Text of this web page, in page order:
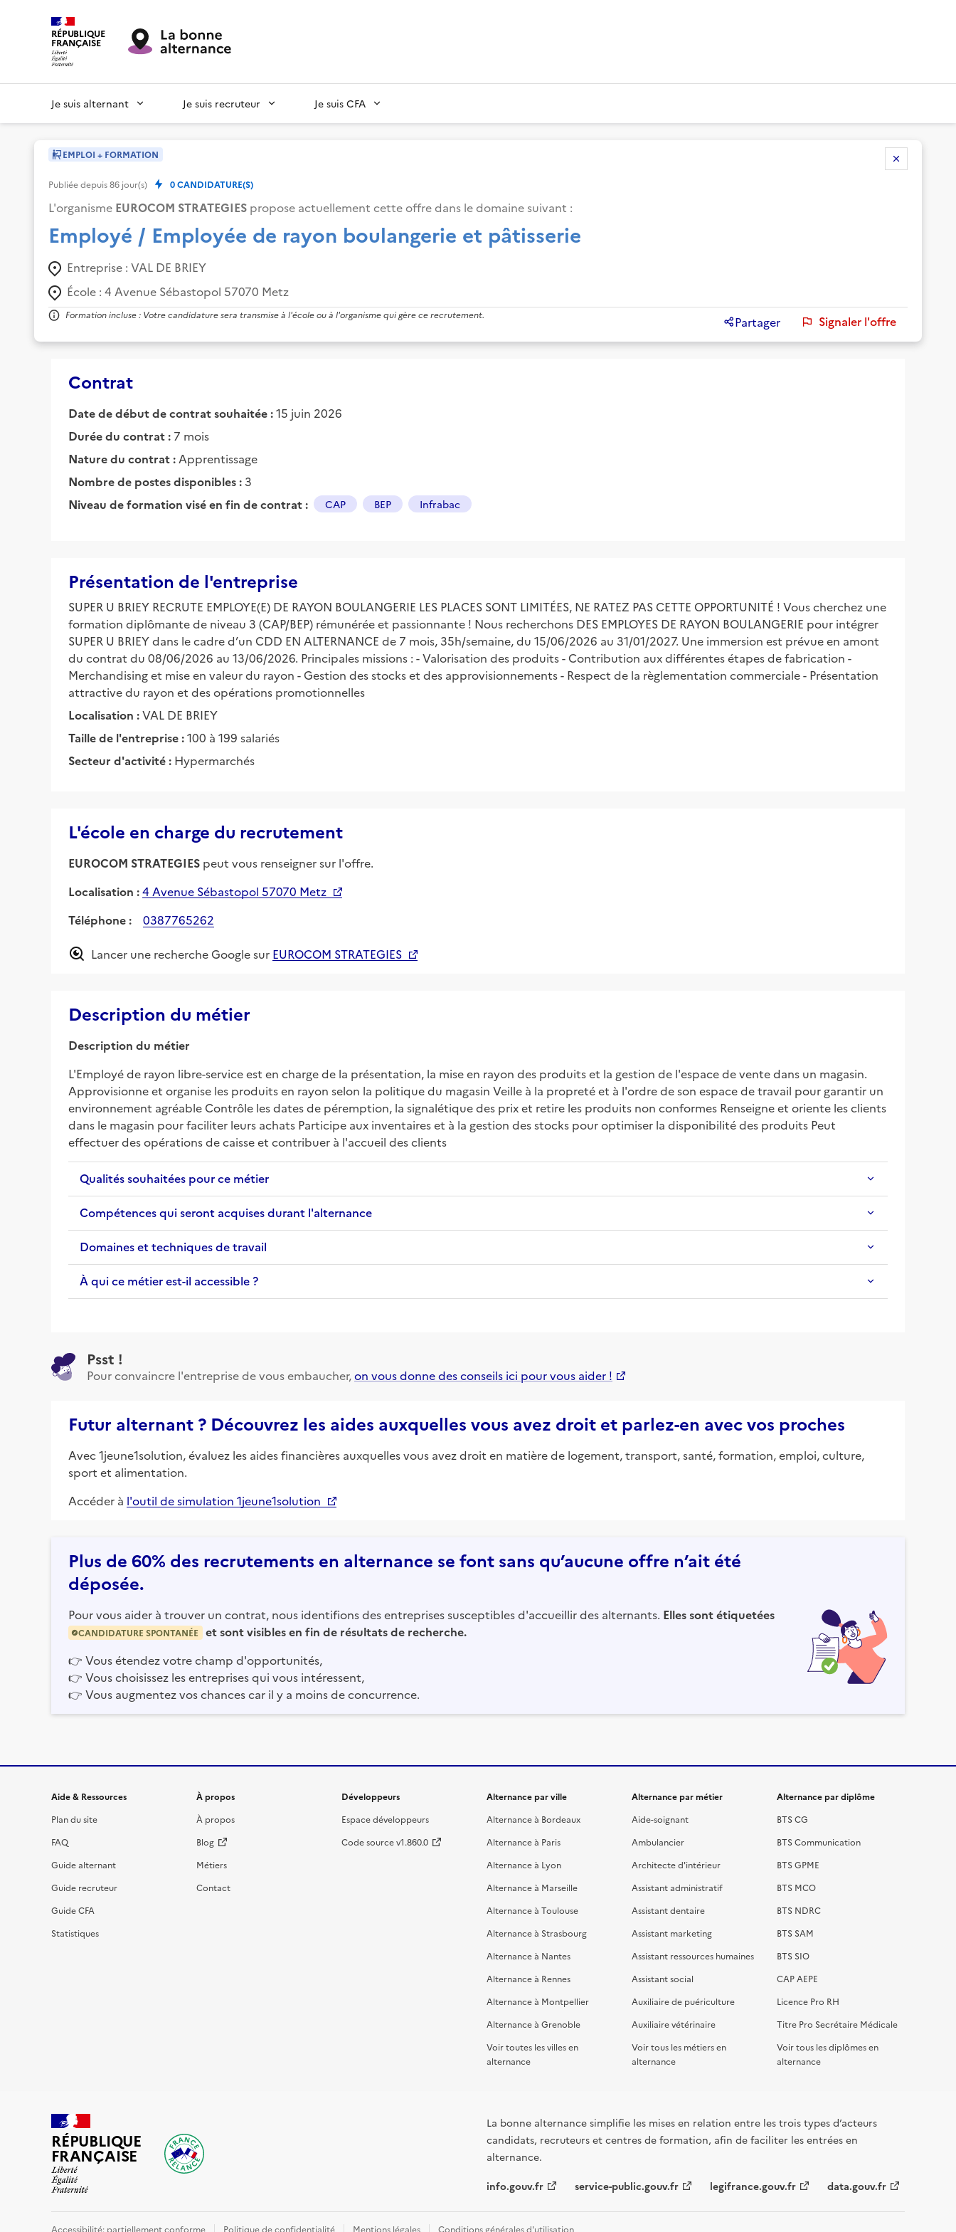
RÉPUBLIQUE
FRANÇAISE
Je suis alternant Je suis recruteur Je suis CFA
EMPLOI + FORMATION
Publiée depuis86 jour(s) 0CANDIDATURE(S)
L'organisme EUROCOM STRATEGIES propose actuellement cette offre dans le domaine suivant :
Employé / Employée de rayon boulangerie et pâtisserie
Entreprise : VAL DE BRIEY
École : 4 Avenue Sébastopol 57070 Metz
Formation incluse : Votre candidature sera transmise à l'école ou à l'organisme qui gère ce recrutement. Partager Signaler l'offre
Contrat
Date de début de contrat souhaitée :15 juin 2026
Durée du contrat : 7 mois
Nature du contrat : Apprentissage
Nombre de postes disponibles : 3
Niveau de formation visé en fin de contrat :
CAP BEP Infrabac
Présentation de l'entreprise
SUPER U BRIEY RECRUTE EMPLOYE(E) DE RAYON BOULANGERIE LES PLACES SONT LIMITÉES, NE RATEZ PAS CETTE OPPORTUNITÉ ! Vous cherchez une
formation diplômante de niveau 3 (CAP/BEP) rémunérée et passionnante ! Nous recherchons DES EMPLOYES DE RAYON BOULANGERIE pour intégrer
SUPER U BRIEY dans le cadre d’un CDD EN ALTERNANCE de 7 mois, 35h/semaine, du 15/06/2026 au 31/01/2027. Une immersion est prévue en amont
du contrat du 08/06/2026 au 13/06/2026. Principales missions : - Valorisation des produits - Contribution aux différentes étapes de fabrication -
Merchandising et mise en valeur du rayon - Gestion des stocks et des approvisionnements - Respect de la règlementation commerciale - Présentation
attractive du rayon et des opérations promotionnelles
Localisation :VAL DE BRIEY
Taille de l'entreprise :100 à 199 salariés
Secteur d'activité : Hypermarchés
L'école en charge du recrutement
EUROCOM STRATEGIES peut vous renseigner sur l'offre.
Localisation :4 Avenue Sébastopol 57070 Metz
Téléphone :
0387765262
Lancer une recherche Google sur EUROCOM STRATEGIES
Description du métier
Description du métier
L'Employé de rayon libre-service est en charge de la présentation, la mise en rayon des produits et la gestion de l'espace de vente dans un magasin.
Approvisionne et organise les produits en rayon selon la politique du magasin Veille à la propreté et à l'ordre de son espace de travail pour garantir un
environnement agréable Contrôle les dates de péremption, la signalétique des prix et retire les produits non conformes Renseigne et oriente les clients
dans le magasin pour faciliter leurs achats Participe aux inventaires et à la gestion des stocks pour optimiser la disponibilité des produits Peut
effectuer des opérations de caisse et contribuer à l'accueil des clients
Qualités souhaitées pour ce métier
Compétences qui seront acquises durant l'alternance
Domaines et techniques de travail
À qui ce métier est-il accessible ?
Psst !
Pour convaincre l'entreprise de vous embaucher,on vous donne des conseils ici pour vous aider !
Futur alternant ? Découvrez les aides auxquelles vous avez droit et parlez-en avec vos proches
Avec 1jeune1solution, évaluez les aides financières auxquelles vous avez droit en matière de logement, transport, santé, formation, emploi, culture,
sport et alimentation.
Accéder à l'outil de simulation 1jeune1solution
Plus de 60% des recrutements en alternance se font sans qu’aucune offre n’ait été
déposée.
Pour vous aider à trouver un contrat, nous identifions des entreprises susceptibles d'accueillir des alternants. Elles sont étiquetées
CANDIDATURE SPONTANÉE
et sont visibles en fin de résultats de recherche.
👉 Vous étendez votre champ d'opportunités,
👉 Vous choisissez les entreprises qui vous intéressent,
👉 Vous augmentez vos chances car il y a moins de concurrence.
Informations et liens du site
Aide & Ressources
Plan du site
FAQ
Guide alternant
Guide recruteur
Guide CFA
Statistiques
À propos
À propos
Blog
Métiers
Contact
Développeurs
Espace développeurs
Code source v1.860.0
Alternance par ville
Alternance à Bordeaux
Alternance à Paris
Alternance à Lyon
Alternance à Marseille
Alternance à Toulouse
Alternance à Strasbourg
Alternance à Nantes
Alternance à Rennes
Alternance à Montpellier
Alternance à Grenoble
Voir toutes les villes en
alternance
Alternance par métier
Aide-soignant
Ambulancier
Architecte d'intérieur
Assistant administratif
Assistant dentaire
Assistant marketing
Assistant ressources humaines
Assistant social
Auxiliaire de puériculture
Auxiliaire vétérinaire
Voir tous les métiers en
alternance
Alternance par diplôme
BTS CG
BTS Communication
BTS GPME
BTS MCO
BTS NDRC
BTS SAM
BTS SIO
CAP AEPE
Licence Pro RH
Titre Pro Secrétaire Médicale
Voir tous les diplômes en
alternance
RÉPUBLIQUE
FRANÇAISE
La bonne alternance simplifie les mises en relation entre les trois types d’acteurs
candidats, recruteurs et centres de formation, afin de faciliter les entrées en
alternance.
info.gouv.fr service-public.gouv.fr legifrance.gouv.fr data.gouv.fr
Accessibilité: partiellement conforme Politique de confidentialité Mentions légales Conditions générales d'utilisation